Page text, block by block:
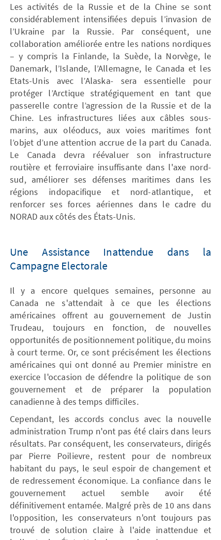
Les activités de la Russie et de la Chine se sont
considérablement intensifiées depuis l’invasion de
l’Ukraine par la Russie. Par conséquent, une
collaboration améliorée entre les nations nordiques
– y compris la Finlande, la Suède, la Norvège, le
Danemark, l’Islande, l’Allemagne, le Canada et les
Etats-Unis avec l’Alaska- sera essentielle pour
protéger l’Arctique stratégiquement en tant que
passerelle contre l’agression de la Russie et de la
Chine. Les infrastructures liées aux câbles sous-
marins, aux oléoducs, aux voies maritimes font
l’objet d’une attention accrue de la part du Canada.
Le Canada devra réévaluer son infrastructure
routière et ferroviaire insuffisante dans l'axe nord-
sud, améliorer ses défenses maritimes dans les
régions indopacifique et nord-atlantique, et
renforcer ses forces aériennes dans le cadre du
NORAD aux côtés des États-Unis.
Une Assistance Inattendue dans la
Campagne Electorale
Il y a encore quelques semaines, personne au
Canada ne s'attendait à ce que les élections
américaines offrent au gouvernement de Justin
Trudeau, toujours en fonction, de nouvelles
opportunités de positionnement politique, du moins
à court terme. Or, ce sont précisément les élections
américaines qui ont donné au Premier ministre en
exercice l'occasion de défendre la politique de son
gouvernement et de préparer la population
canadienne à des temps difficiles.
Cependant, les accords conclus avec la nouvelle
administration Trump n'ont pas été clairs dans leurs
résultats. Par conséquent, les conservateurs, dirigés
par Pierre Poilievre, restent pour de nombreux
habitant du pays, le seul espoir de changement et
de redressement économique. La confiance dans le
gouvernement actuel semble avoir été
définitivement entamée. Malgré près de 10 ans dans
l'opposition, les conservateurs n'ont toujours pas
trouvé de solution claire à l'aide inattendue et